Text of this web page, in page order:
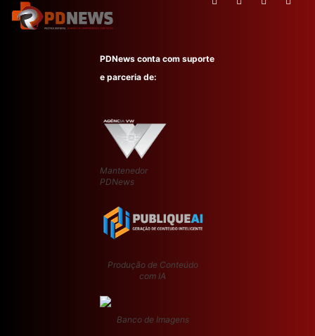
PDNews conta com suporte
e parceria de:
Mantenedor
PDNews
Produção de Conteúdo
com IA
Banco de Imagens